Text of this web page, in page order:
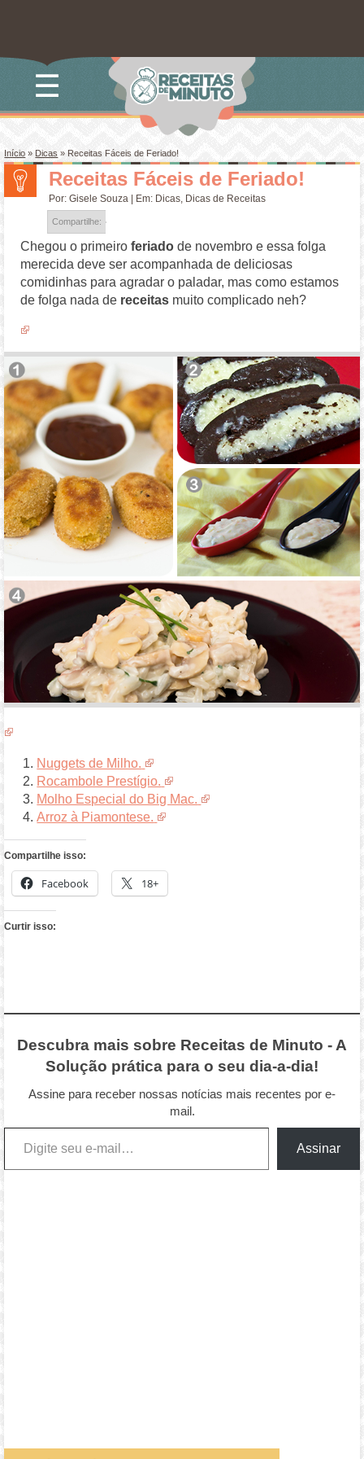
☰
Início»Dicas »Receitas Fáceis de Feriado!
Receitas Fáceis de Feriado!
Por:Gisele Souza | Em: Dicas, Dicas de Receitas
Compartilhe:
Chegou o primeiroferiado de novembro e essa folga
merecida deve ser acompanhada de deliciosas
comidinhas para agradar o paladar, mas como estamos
de folga nada de receitas muito complicado neh?
Nuggets de Milho.
Rocambole Prestígio.
Molho Especial do Big Mac.
Arroz à Piamontese.
Compartilhe isso:
Facebook 18+
Curtir isso:
Descubra mais sobre Receitas de Minuto - A
Solução prática para o seu dia-a-dia!
Assine para receber nossas notícias mais recentes por e-
mail.
Digite seu e-mail…
Assinar